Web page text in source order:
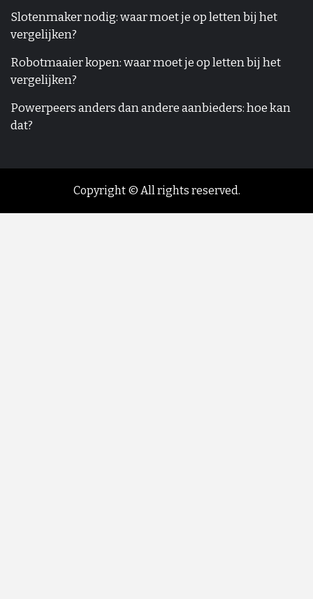
Slotenmaker nodig: waar moet je op letten bij het
vergelijken?
Robotmaaier kopen: waar moet je op letten bij het
vergelijken?
Powerpeers anders dan andere aanbieders: hoe kan
dat?
Copyright © All rights reserved.